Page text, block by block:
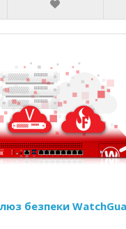
безпеки